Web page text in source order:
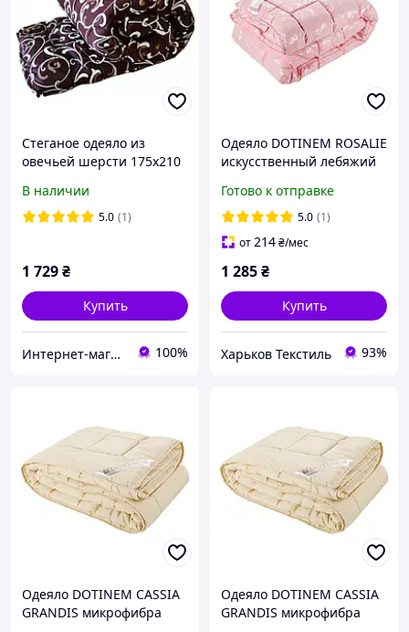
Стеганое одеяло из
овечьей шерсти 175х210
В наличии
5.0 (1)
1 729₴
Купить
Интернет-магазин «Ивушка» Текстильные принадлежности для домашнего уюта 100%
Одеяло DOTINEM ROSALIE
искусственный лебяжий
Готово к отправке
5.0 (1)
от214₴/мес
1 285₴
Купить
Харьков Текстиль 93%
Одеяло DOTINEM CASSIA
GRANDIS микрофибра
Одеяло DOTINEM CASSIA
GRANDIS микрофибра